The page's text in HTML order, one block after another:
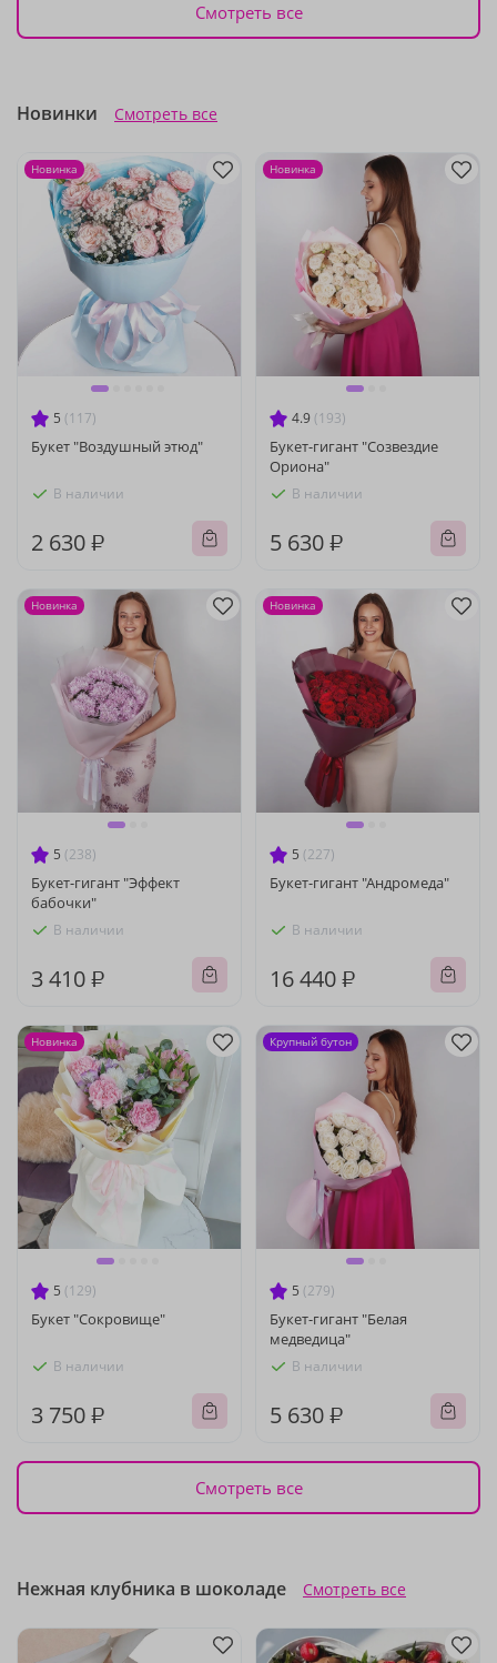
Смотреть все
Новинки Смотреть все
5 (117)
Букет "Воздушный этюд"
В наличии
2 630 ₽
Новинка
4.9 (193)
Букет-гигант "Созвездие
Ориона"
В наличии
5 630 ₽
Новинка
5 (238)
Букет-гигант "Эффект
бабочки"
В наличии
3 410 ₽
Новинка
5 (227)
Букет-гигант "Андромеда"
В наличии
16 440 ₽
Новинка
5 (129)
Букет "Сокровище"
В наличии
3 750 ₽
Новинка
5 (279)
Букет-гигант "Белая
медведица"
В наличии
5 630 ₽
Крупный бутон
Смотреть все
Нежная клубника в шоколаде Смотреть все